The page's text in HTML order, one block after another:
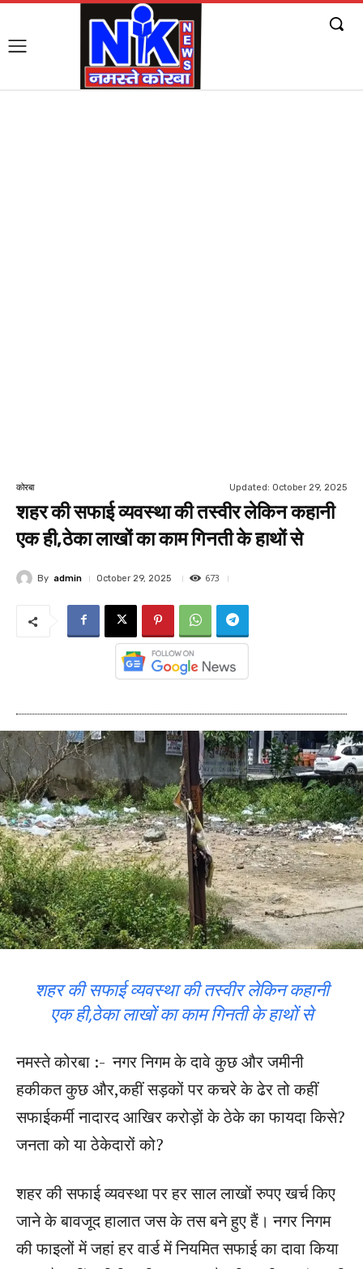
कोरबा Updated: October 29, 2025
शहर की सफाई व्यवस्था की तस्वीर लेकिन कहानी
एक ही,ठेका लाखों का काम गिनती के हाथों से
By admin October 29, 2025 673
शहर की सफाई व्यवस्था की तस्वीर लेकिन कहानी
एक ही,ठेका लाखों का काम गिनती के हाथों से
नमस्ते कोरबा :- नगर निगम के दावे कुछ और जमीनी
हकीकत कुछ और,कहीं सड़कों पर कचरे के ढेर तो कहीं
सफाईकर्मी नादारद आखिर करोड़ों के ठेके का फायदा किसे?
जनता को या ठेकेदारों को?
शहर की सफाई व्यवस्था पर हर साल लाखों रुपए खर्च किए
जाने के बावजूद हालात जस के तस बने हुए हैं। नगर निगम
की फाइलों में जहां हर वार्ड में नियमित सफाई का दावा किया